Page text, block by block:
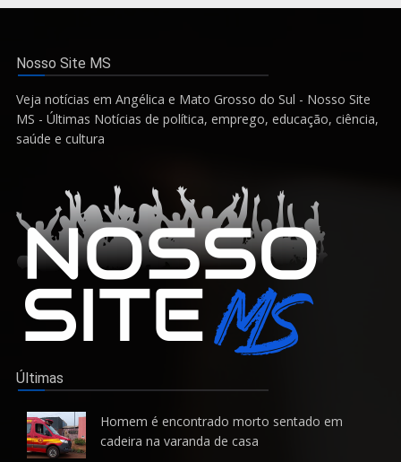
Nosso Site MS
Veja notícias em Angélica e Mato Grosso do Sul - Nosso Site
MS - Últimas Notícias de política, emprego, educação, ciência,
saúde e cultura
Últimas
Homem é encontrado morto sentado em
cadeira na varanda de casa